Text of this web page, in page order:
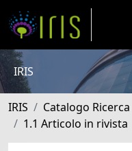
IRIS
IRIS Catalogo Ricerca
1.1 Articolo in rivista